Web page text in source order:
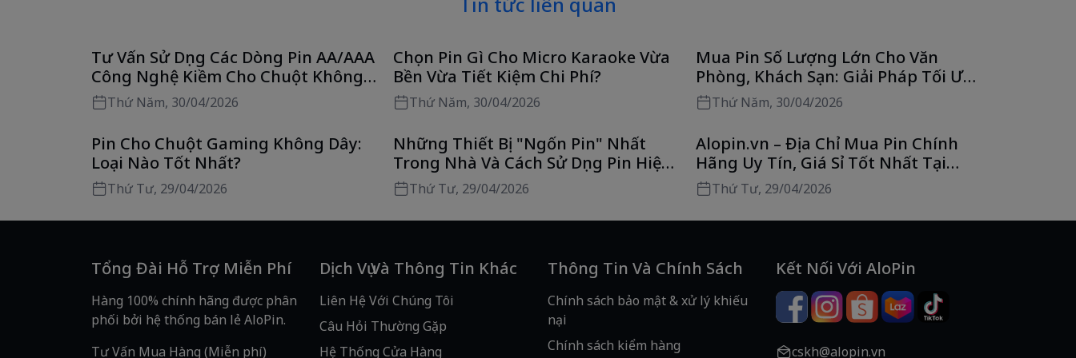
Tư Vấn Sử Dụng Các Dòng Pin AA/AAA
Công Nghệ Kiềm Cho Chuột Không
Dây Tối Ưu Nhất
Thứ Năm, 30/04/2026
Chọn Pin Gì Cho Micro Karaoke Vừa
Bền Vừa Tiết Kiệm Chi Phí?
Thứ Năm, 30/04/2026
Mua Pin Số Lượng Lớn Cho Văn
Phòng, Khách Sạn: Giải Pháp Tối Ưu
Chi Phí Cùng Alo Pin
Thứ Năm, 30/04/2026
Pin Cho Chuột Gaming Không Dây:
Loại Nào Tốt Nhất?
Thứ Tư, 29/04/2026
Những Thiết Bị "Ngốn Pin" Nhất
Trong Nhà Và Cách Sử Dụng Pin Hiệu
QuảThứ Tư, 29/04/2026
Alopin.vn – Địa Chỉ Mua Pin Chính
Hãng Uy Tín, Giá Sỉ Tốt Nhất Tại
HCM
Thứ Tư, 29/04/2026
Tổng Đài Hỗ Trợ Miễn Phí
Hàng 100% chính hãng được phân
phối bởi hệ thống bán lẻ AloPin.
Tư Vấn Mua Hàng (Miễn phí)
Dịch Vụ Và Thông Tin Khác
Liên Hệ Với Chúng Tôi
Câu Hỏi Thường Gặp
Hệ Thống Cửa Hàng
Thông Tin Và Chính Sách
Chính sách bảo mật & xử lý khiếu
nại
Chính sách kiểm hàng
Kết Nối Với AloPin
cskh@alopin.vn